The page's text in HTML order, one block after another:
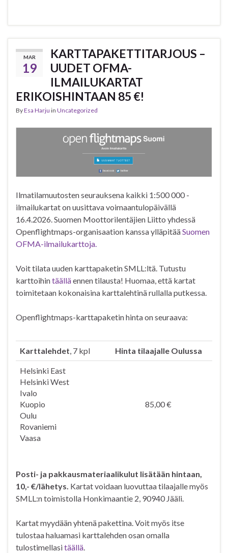
MAR
19
KARTTAPAKETTITARJOUS –
UUDET OFMA-
ILMAILUKARTAT
ERIKOISHINTAAN 85 €!
ByEsa Harju in Uncategorized
Ilmatilamuutosten seurauksena kaikki 1:500 000 -
ilmailukartat on uusittava voimaantulopäivällä
16.4.2026. Suomen Moottorilentäjien Liitto yhdessä
Openflightmaps-organisaation kanssa ylläpitääSuomen
OFMA-ilmailukarttoja.
Voit tilata uuden karttapaketin SMLL:ltä. Tutustu
karttoihintäälläennen tilausta! Huomaa, että kartat
toimitetaan kokonaisina karttalehtinä rullalla putkessa.
Openflightmaps-karttapaketin hinta on seuraava:
Karttalehdet, 7 kpl Hinta tilaajalle Oulussa
Helsinki East
Helsinki West
Ivalo
Kuopio
Oulu
Rovaniemi
Vaasa
85,00 €
Posti- ja pakkausmateriaalikulut lisätään hintaan,
10,- €/lähetys. Kartat voidaan luovuttaa tilaajalle myös
SMLL:n toimistolla Honkimaantie 2, 90940 Jääli.
Kartat myydään yhtenä pakettina. Voit myös itse
tulostaa haluamasi karttalehden osan omalla
tulostimellasitäällä.